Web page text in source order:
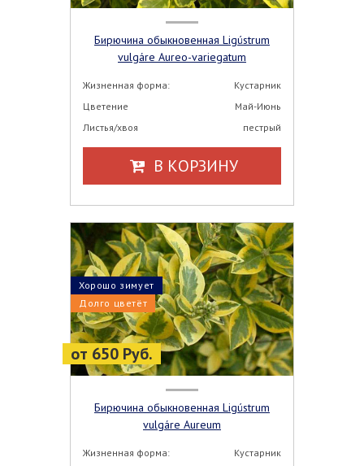
Бирючина обыкновенная Ligústrum
vulgáre Aureo-variegatum
Жизненная форма:
Кустарник
Цветение
Май-Июнь
Листья/хвоя
пестрый
В КОРЗИНУ
от 650 Руб.
Долго цветёт
Хорошо зимует
Бирючина обыкновенная Ligústrum
vulgáre Aureum
Жизненная форма:
Кустарник